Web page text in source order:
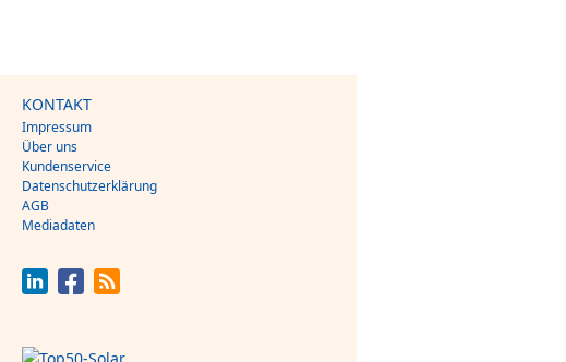
KONTAKT
Impressum
Über uns
Kundenservice
Datenschutzerklärung
AGB
Mediadaten